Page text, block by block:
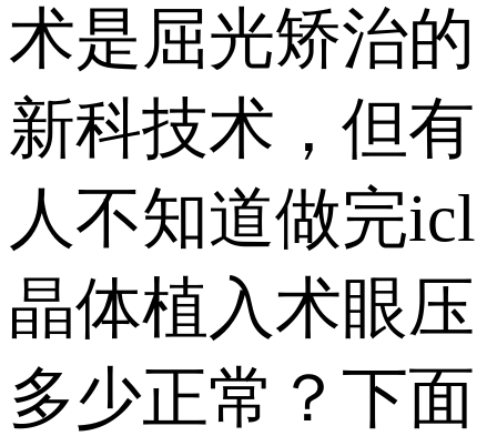
术是屈光矫治的
新科技术，但有
人不知道做完icl
晶体植入术眼压
多少正常？下面